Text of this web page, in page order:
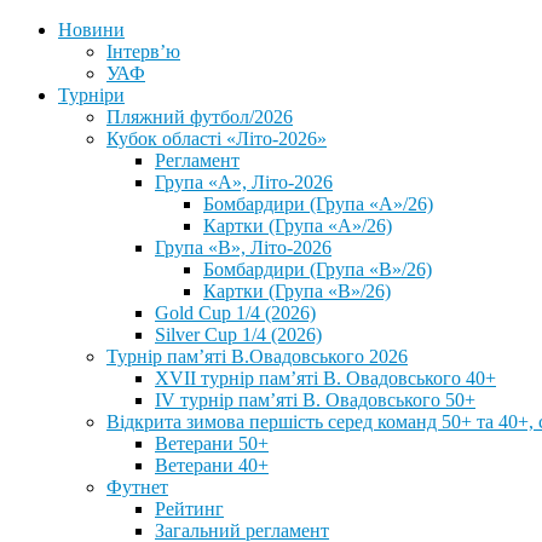
Новини
Інтерв’ю
УАФ
Турніри
Пляжний футбол/2026
Кубок області «Літо-2026»
Регламент
Група «А», Літо-2026
Бомбардири (Група «А»/26)
Картки (Група «А»/26)
Група «В», Літо-2026
Бомбардири (Група «В»/26)
Картки (Група «В»/26)
Gold Cup 1/4 (2026)
Silver Cup 1/4 (2026)
Турнір пам’яті В.Овадовського 2026
XVII турнір пам’яті В. Овадовського 40+
IV турнір пам’яті В. Овадовського 50+
Відкрита зимова першість серед команд 50+ та 40+,
Ветерани 50+
Ветерани 40+
Футнет
Рейтинг
Загальний регламент